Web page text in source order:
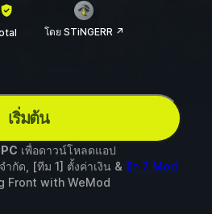
โดย STiNGERR ↗
เริ่มต้น
PC เพื่อดาวน์โหลดแอป
กัด, [ทีม 1] ตั้งค่าเงิน & อีก 7 Mod
Front with WeMod